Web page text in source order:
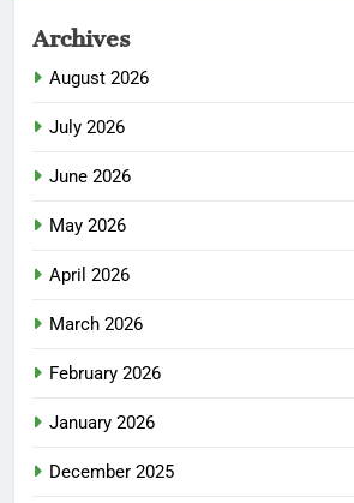
Archives
August 2026
July 2026
June 2026
May 2026
April 2026
March 2026
February 2026
January 2026
December 2025